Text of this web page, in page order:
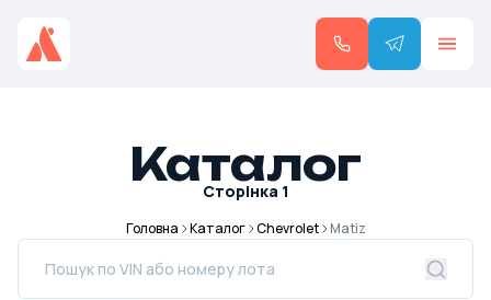
Каталог
Сторінка 1
Головна Каталог Chevrolet Matiz